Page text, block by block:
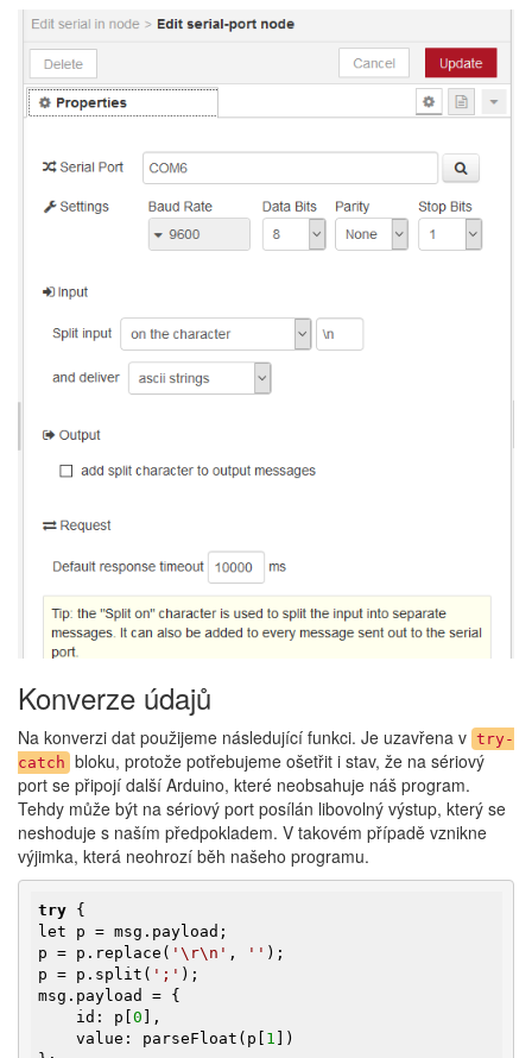
Konverze údajů
Na konverzi dat použijeme následující funkci. Je uzavřena v try-
catch bloku, protože potřebujeme ošetřit i stav, že na sériový
port se připojí další Arduino, které neobsahuje náš program.
Tehdy může být na sériový port posílán libovolný výstup, který se
neshoduje s naším předpokladem. V takovém případě vznikne
výjimka, která neohrozí běh našeho programu.
try {
let p = msg.payload;
p = p.replace( '\r\n' , '' );
p = p.split( ';' );
msg.payload = {
    id: p[
0 ],
    value: parseFloat(p[
1
])